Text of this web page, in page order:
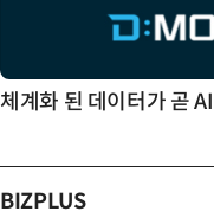
BIZPLUS